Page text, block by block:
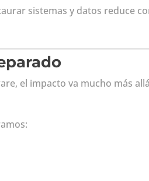
sistemas y datos reduce
el impacto va mucho más